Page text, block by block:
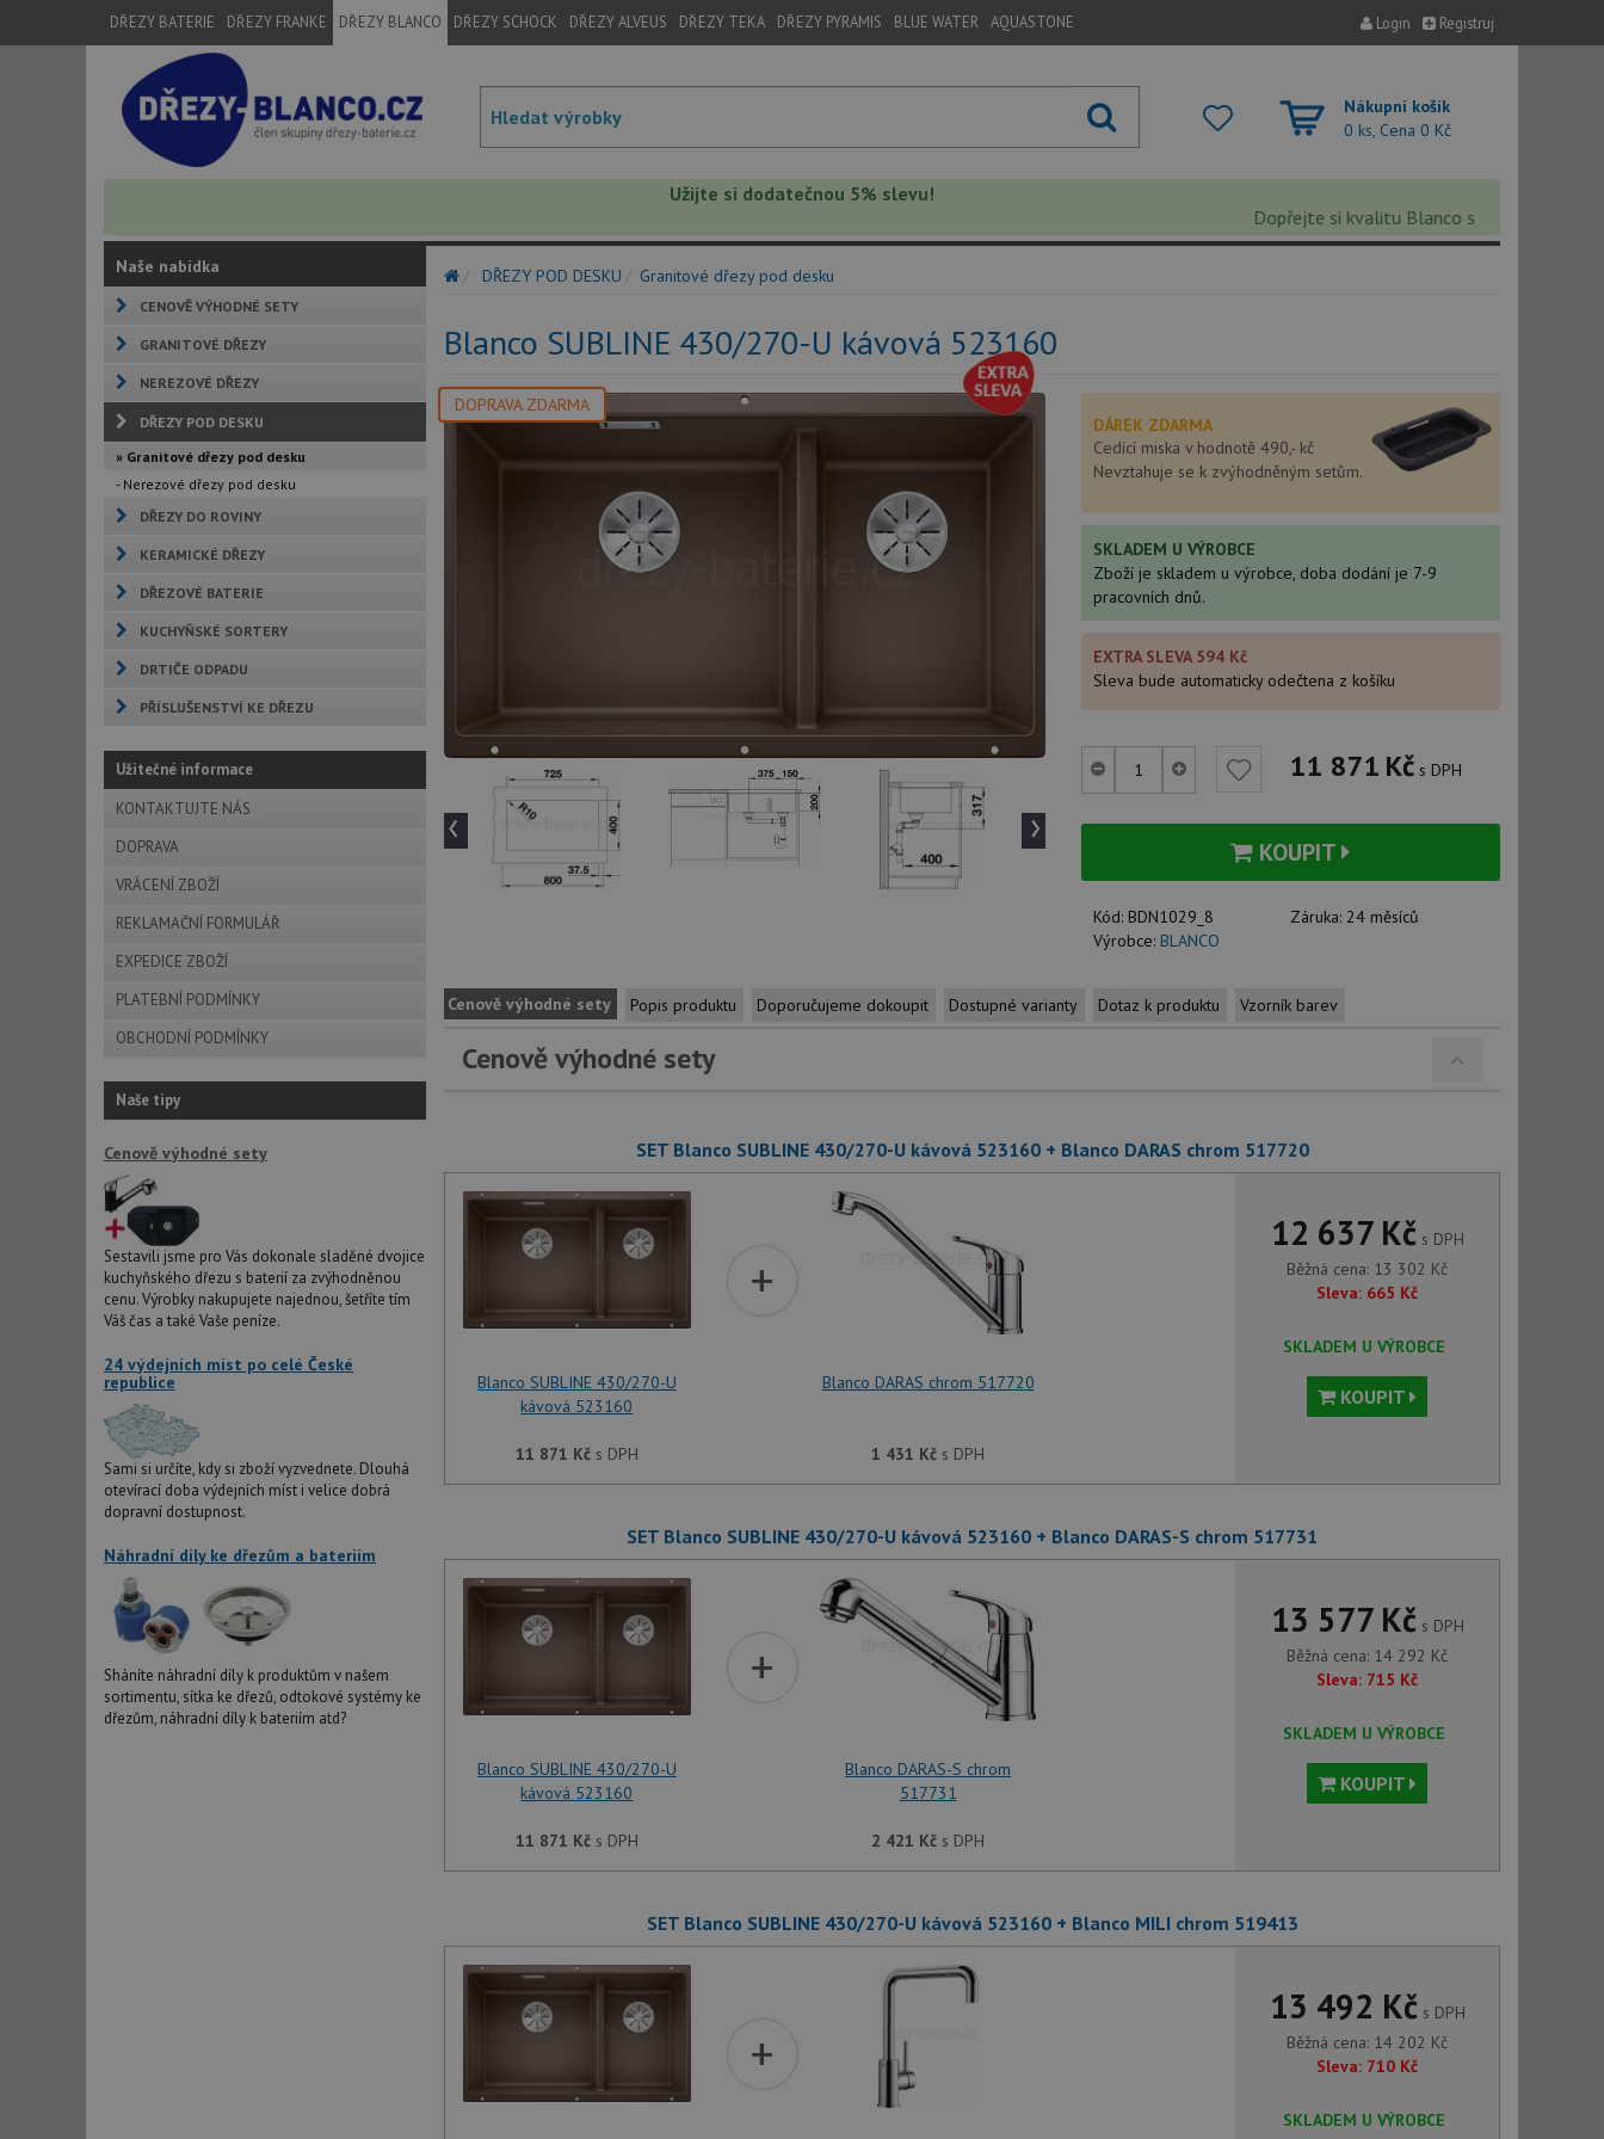
DŘEZY BATERIE DŘEZY FRANKE DŘEZY BLANCO DŘEZY SCHOCK DŘEZY ALVEUS DŘEZY TEKA DŘEZY PYRAMIS BLUE WATER AQUASTONE Login Registruj
Nákupní košík
0 ks, Cena 0 Kč
Užijte si dodatečnou 5% slevu!
Dopřejte si kvalitu Blanco s extra 5% slevou –
Naše nabídka
CENOVĚ VÝHODNÉ SETY
GRANITOVÉ DŘEZY
NEREZOVÉ DŘEZY
DŘEZY POD DESKU
» Granitové dřezy pod desku
- Nerezové dřezy pod desku
DŘEZY DO ROVINY
KERAMICKÉ DŘEZY
DŘEZOVÉ BATERIE
KUCHYŇSKÉ SORTERY
DRTIČE ODPADU
PŘÍSLUŠENSTVÍ KE DŘEZU
Užitečné informace
KONTAKTUJTE NÁS
DOPRAVA
VRÁCENÍ ZBOŽÍ
REKLAMAČNÍ FORMULÁŘ
EXPEDICE ZBOŽÍ
PLATEBNÍ PODMÍNKY
OBCHODNÍ PODMÍNKY
Naše tipy
Cenově výhodné sety
Sestavili jsme pro Vás dokonale sladěné dvojice
kuchyňského dřezu s baterií za zvýhodněnou
cenu. Výrobky nakupujete najednou, šetříte tím
Váš čas a také Vaše peníze.
24 výdejních míst po celé České
republice
Sami si určíte, kdy si zboží vyzvednete. Dlouhá
otevírací doba výdejních míst i velice dobrá
dopravní dostupnost.
Náhradní díly ke dřezům a bateriím
Sháníte náhradní díly k produktům v našem
sortimentu, sítka ke dřezů, odtokové systémy ke
dřezům, náhradní díly k bateriím atd?
DŘEZY POD DESKU Granitové dřezy pod desku
Blanco SUBLINE 430/270-U kávová 523160
DOPRAVA ZDARMA
‹ ›
DÁREK ZDARMA
Cedící miska v hodnotě 490,- kč
Nevztahuje se k zvýhodněným setům.
SKLADEM U VÝROBCE
Zboží je skladem u výrobce, doba dodání je 7-9
pracovních dnů.
EXTRA SLEVA 594 Kč
Sleva bude automaticky odečtena z košíku
11 871 Kč s DPH
KOUPIT
Kód: BDN1029_8 Záruka:24 měsíců
Výrobce: BLANCO
Cenově výhodné sety Popis produktu Doporučujeme dokoupit Dostupné varianty Dotaz k produktu Vzorník barev
Cenově výhodné sety
SET Blanco SUBLINE 430/270-U kávová 523160 + Blanco DARAS chrom 517720
Blanco SUBLINE 430/270-U
kávová 523160
11 871 Kčs DPH
+
Blanco DARAS chrom 517720
1 431 Kč s DPH
12 637 Kčs DPH
Běžná cena: 13 302 Kč
Sleva: 665 Kč
SKLADEM U VÝROBCE
KOUPIT
SET Blanco SUBLINE 430/270-U kávová 523160 + Blanco DARAS-S chrom 517731
Blanco SUBLINE 430/270-U
kávová 523160
11 871 Kčs DPH
+
Blanco DARAS-S chrom
517731
2 421 Kč s DPH
13 577 Kčs DPH
Běžná cena: 14 292 Kč
Sleva: 715 Kč
SKLADEM U VÝROBCE
KOUPIT
SET Blanco SUBLINE 430/270-U kávová 523160 + Blanco MILI chrom 519413
+
13 492 Kčs DPH
Běžná cena: 14 202 Kč
Sleva: 710 Kč
SKLADEM U VÝROBCE